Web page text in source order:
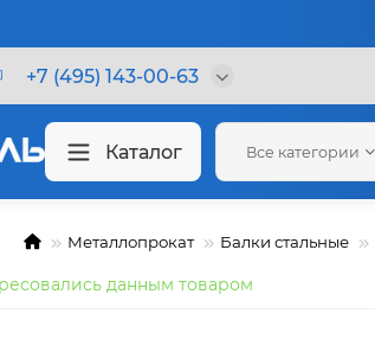
+7 (495) 143-00-63
Каталог Все категории
Металлопрокат Балки стальные
данным товаром